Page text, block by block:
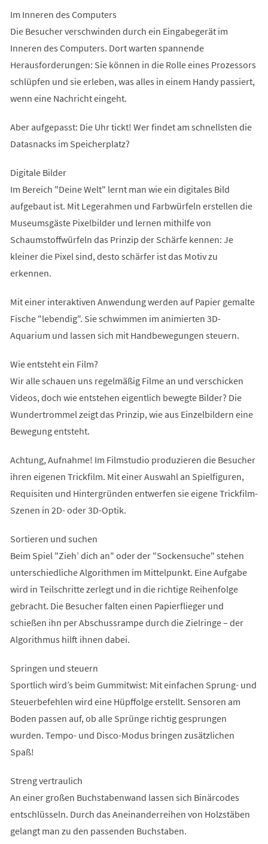
Im Inneren des Computers
Die Besucher verschwinden durch ein Eingabegerät im
Inneren des Computers. Dort warten spannende
Herausforderungen: Sie können in die Rolle eines Prozessors
schlüpfen und sie erleben, was alles in einem Handy passiert,
wenn eine Nachricht eingeht.
Aber aufgepasst: Die Uhr tickt! Wer findet am schnellsten die
Datasnacks im Speicherplatz?
Digitale Bilder
Im Bereich "Deine Welt" lernt man wie ein digitales Bild
aufgebaut ist. Mit Legerahmen und Farbwürfeln erstellen die
Museumsgäste Pixelbilder und lernen mithilfe von
Schaumstoffwürfeln das Prinzip der Schärfe kennen: Je
kleiner die Pixel sind, desto schärfer ist das Motiv zu
erkennen.
Mit einer interaktiven Anwendung werden auf Papier gemalte
Fische "lebendig". Sie schwimmen im animierten 3D-
Aquarium und lassen sich mit Handbewegungen steuern.
Wie entsteht ein Film?
Wir alle schauen uns regelmäßig Filme an und verschicken
Videos, doch wie entstehen eigentlich bewegte Bilder? Die
Wundertrommel zeigt das Prinzip, wie aus Einzelbildern eine
Bewegung entsteht.
Achtung, Aufnahme! Im Filmstudio produzieren die Besucher
ihren eigenen Trickfilm. Mit einer Auswahl an Spielfiguren,
Requisiten und Hintergründen entwerfen sie eigene Trickfilm-
Szenen in 2D- oder 3D-Optik.
Sortieren und suchen
Beim Spiel "Zieh’ dich an" oder der "Sockensuche" stehen
unterschiedliche Algorithmen im Mittelpunkt. Eine Aufgabe
wird in Teilschritte zerlegt und in die richtige Reihenfolge
gebracht. Die Besucher falten einen Papierflieger und
schießen ihn per Abschussrampe durch die Zielringe – der
Algorithmus hilft ihnen dabei.
Springen und steuern
Sportlich wird’s beim Gummitwist: Mit einfachen Sprung- und
Steuerbefehlen wird eine Hüpffolge erstellt. Sensoren am
Boden passen auf, ob alle Sprünge richtig gesprungen
wurden. Tempo- und Disco-Modus bringen zusätzlichen
Spaß!
Streng vertraulich
An einer großen Buchstabenwand lassen sich Binärcodes
entschlüsseln. Durch das Aneinanderreihen von Holzstäben
gelangt man zu den passenden Buchstaben.